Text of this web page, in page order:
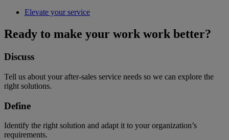
Elevate your service
Ready to make your work work better?
Discuss
Tell us about your after-sales service needs so we can explore the
right solutions.
Define
Identify the right solution and adapt it to your organization’s
requirements.